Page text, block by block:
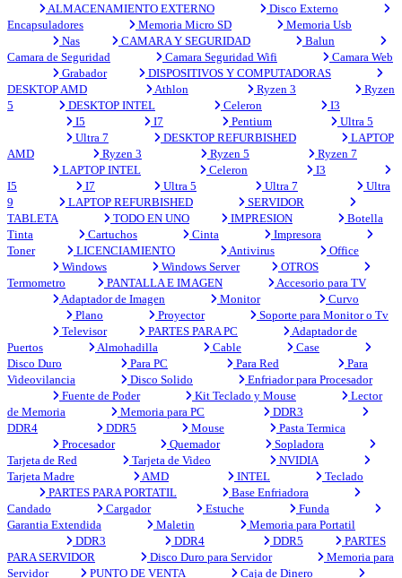
ALMACENAMIENTO EXTERNO
Disco Externo
Encapsuladores
Memoria Micro SD
Memoria Usb
Nas
CAMARA Y SEGURIDAD
Balun
Camara de Seguridad
Camara Seguridad Wifi
Camara Web
Grabador
DISPOSITIVOS Y COMPUTADORAS
DESKTOP AMD
Athlon Ryzen 3
Ryzen
5
DESKTOP INTEL Celeron
I3
I5
I7 Pentium
Ultra 5
Ultra 7
DESKTOP REFURBISHED
LAPTOP
AMD
Ryzen 3 Ryzen 5
Ryzen 7
LAPTOP INTEL
Celeron
I3
I5
I7 Ultra 5 Ultra 7
Ultra
9
LAPTOP REFURBISHED
SERVIDOR
TABLETA
TODO EN UNO IMPRESION
Botella
Tinta
Cartuchos Cinta
Impresora
Toner
LICENCIAMIENTO Antivirus
Office
Windows
Windows Server
OTROS
Termometro
PANTALLA E IMAGEN
Accesorio para TV
Adaptador de Imagen
Monitor
Curvo
Plano
Proyector
Soporte para Monitor o Tv
Televisor
PARTES PARA PC
Adaptador de
Puertos
Almohadilla Cable
Case
Disco Duro
Para PC Para Red
Para
Videovilancia
Disco Solido
Enfriador para Procesador
Fuente de Poder
Kit Teclado y Mouse
Lector
de Memoria
Memoria para PC
DDR3
DDR4
DDR5 Mouse
Pasta Termica
Procesador
Quemador
Sopladora
Tarjeta de Red
Tarjeta de Video
NVIDIA
Tarjeta Madre
AMD INTEL
Teclado
PARTES PARA PORTATIL
Base Enfriadora
Candado
Cargador Estuche
Funda
Garantia Extendida
Maletin
Memoria para Portatil
DDR3
DDR4 DDR5
PARTES
PARA SERVIDOR
Disco Duro para Servidor
Memoria para
Servidor
PUNTO DE VENTA Caja de Dinero